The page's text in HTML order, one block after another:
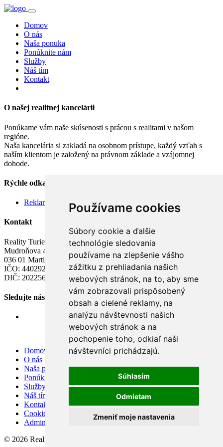
Používame cookies
Súbory cookie a ďalšie
technológie sledovania
používame na zlepšenie vášho
zážitku z prehliadania našich
webových stránok, na to, aby sme
vám zobrazovali prispôsobený
obsah a cielené reklamy, na
analýzu návštevnosti našich
webových stránok a na
pochopenie toho, odkiaľ naši
návštevníci prichádzajú.
Súhlasím
Odmietam
Zmeniť moje nastavenia
Domov
O nás
Naša ponuka
Ponúknite nám
Služby
Náš tím
Kontakt
O našej realitnej kancelárii
Ponúkame vám naše skúsenosti s prácou s realitami v našom
regióne.
Naša kancelária si zakladá na osobnom prístupe, každý vzťah s
naším klientom je založený na právnom základe a vzájomnej
dohode.
Rýchle odkazy
Reklamačný poriadok
Kontakt
Reality Turiec s.r.o.
Mudroňova 43
036 01 Martin
IČO: 44029284
DIČ: 2022565204
Sledujte nás
Domov
O nás
Naša ponuka
Ponúknite nám
Služby
Náš tím
Kontakt
Cookies
Admin
© 2026 Reality Turiec s.r o.